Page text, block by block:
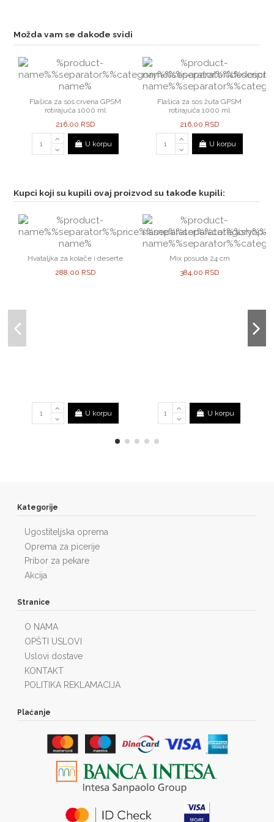
Možda vam se dakođe svidi
Flašica za sos crvena GPSM
rotirajuća 1000 ml
216,00 RSD
U korpu
Flašica za sos žuta GPSM
rotirajuća 1000 ml
216,00 RSD
U korpu
Kupci koji su kupili ovaj proizvod su takođe kupili:
Hvataljka za kolače i deserte
288,00 RSD
U korpu
Mix posuda 24 cm
384,00 RSD
U korpu
Kategorije
Ugostiteljska oprema
Oprema za picerije
Pribor za pekare
Akcija
Stranice
O NAMA
OPŠTI USLOVI
Uslovi dostave
KONTAKT
POLITIKA REKLAMACIJA
Plaćanje